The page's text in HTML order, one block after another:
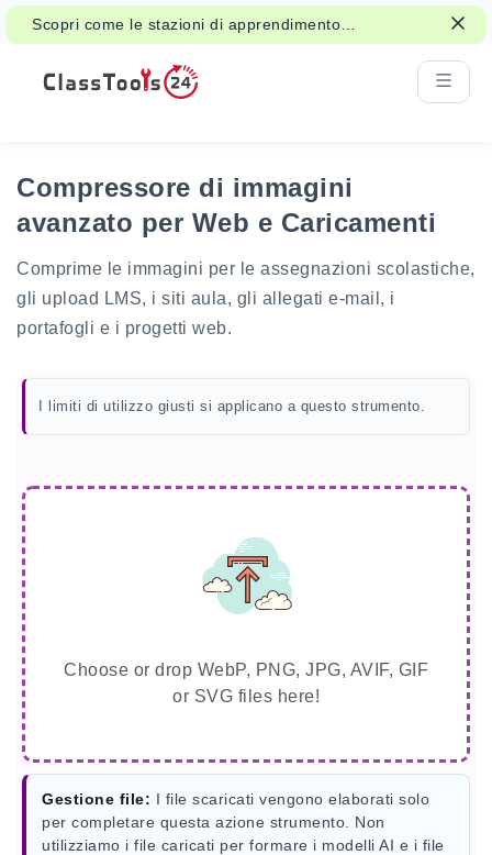
Scopri come le stazioni di apprendimento
interattive possono supportare le attività di
classe e la revisione.
Compressore di immagini
avanzato per Web e Caricamenti
Comprime le immagini per le assegnazioni scolastiche,
gli upload LMS, i siti aula, gli allegati e-mail, i
portafogli e i progetti web.
I limiti di utilizzo giusti si applicano a questo strumento.
Choose or drop WebP, PNG, JPG, AVIF, GIF
or SVG files here!
Gestione file: I file scaricati vengono elaborati solo
per completare questa azione strumento. Non
utilizziamo i file caricati per formare i modelli AI e i file